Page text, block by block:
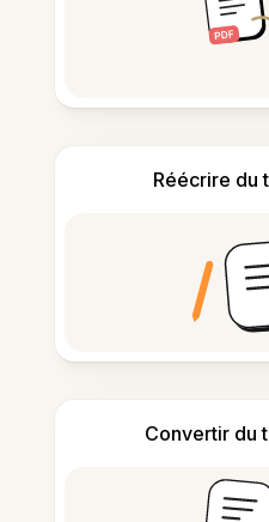
Réécrire du
Convertir du